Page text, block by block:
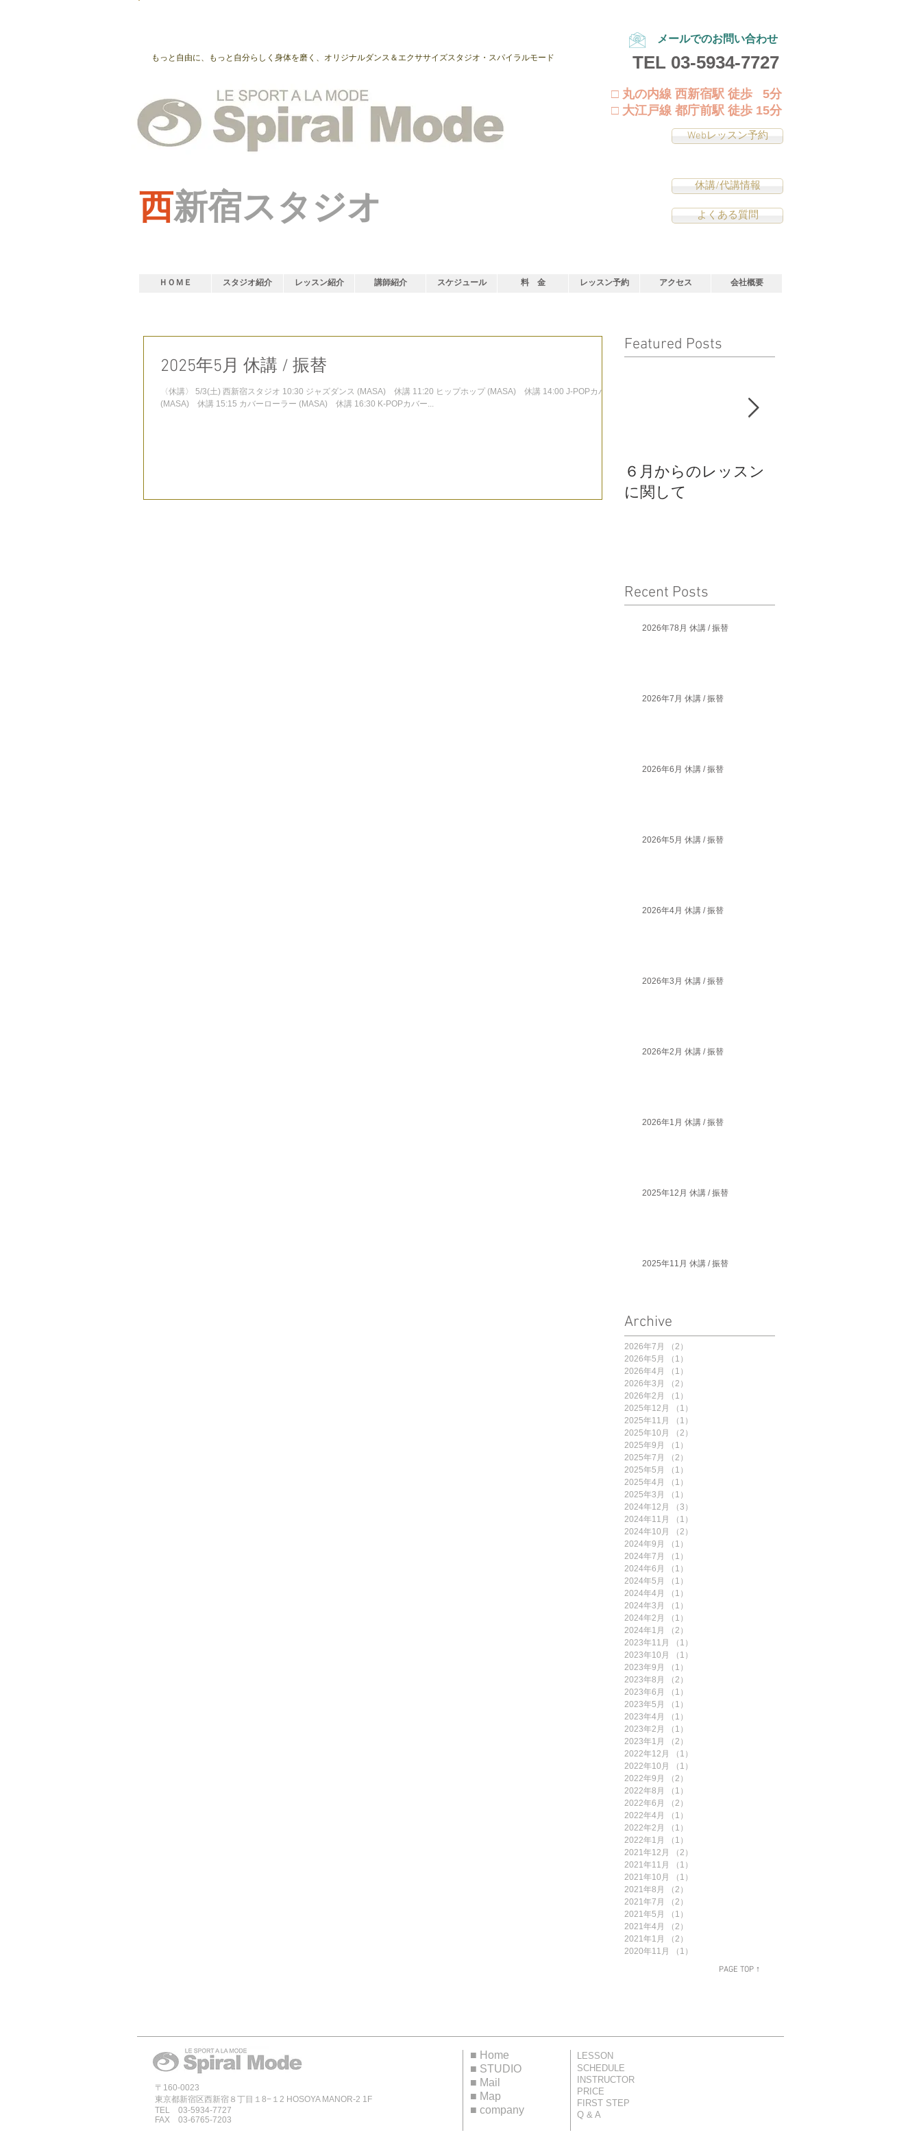
もっと自由に、もっと自分らしく身体を磨く、オリジナルダンス＆エクササイズスタジオ・スパイラルモード
西新宿スタジオ
メールでのお問い合わせ
TEL 03-5934-7727
□ 丸の内線 西新宿駅 徒歩 5分
□ 大江戸線 都庁前駅 徒歩 15分
Webレッスン予約
休講/代講情報
よくある質問
ＨＯＭＥ スタジオ紹介 レッスン紹介 講師紹介 スケジュール 料 金 レッスン予約 アクセス 会社概要
2025年5月 休講 / 振替
〈休講〉 5/3(土) 西新宿スタジオ 10:30 ジャズダンス (MASA) 休講 11:20 ヒップホップ (MASA) 休講 14:00 J-POPカバー
(MASA) 休講 15:15 カバーローラー (MASA) 休講 16:30 K-POPカバー...
Featured Posts
６月からのレッスン
に関して
Recent Posts
2026年78月 休講 / 振替
2026年7月 休講 / 振替
2026年6月 休講 / 振替
2026年5月 休講 / 振替
2026年4月 休講 / 振替
2026年3月 休講 / 振替
2026年2月 休講 / 振替
2026年1月 休講 / 振替
2025年12月 休講 / 振替
2025年11月 休講 / 振替
Archive
2026年7月 （2）
2026年5月
（1）
2026年4月
（1）
2026年3月
（2）
2026年2月
（1）
2025年12月
（1）
2025年11月
（1）
2025年10月
（2）
2025年9月
（1）
2025年7月
（2）
2025年5月
（1）
2025年4月
（1）
2025年3月
（1）
2024年12月
（3）
2024年11月
（1）
2024年10月
（2）
2024年9月
（1）
2024年7月
（1）
2024年6月
（1）
2024年5月
（1）
2024年4月
（1）
2024年3月
（1）
2024年2月
（1）
2024年1月
（2）
2023年11月
（1）
2023年10月
（1）
2023年9月
（1）
2023年8月
（2）
2023年6月
（1）
2023年5月
（1）
2023年4月
（1）
2023年2月
（1）
2023年1月
（2）
2022年12月
（1）
2022年10月
（1）
2022年9月
（2）
2022年8月
（1）
2022年6月
（2）
2022年4月
（1）
2022年2月
（1）
2022年1月
（1）
2021年12月
（2）
2021年11月
（1）
2021年10月
（1）
2021年8月
（2）
2021年7月
（2）
2021年5月
（1）
2021年4月
（2）
2021年1月
（2）
2020年11月
（1）
PAGE TOP ↑
〒160-0023
東京都新宿区西新宿８丁目１8−１2 HOSOYA MANOR-2 1F
TEL 03-5934-7727
FAX 03-6765-7203
■ Home
■ STUDIO
■ Mail
■ Map
■ company
LESSON
SCHEDULE
INSTRUCTOR
PRICE
FIRST STEP
Q & A